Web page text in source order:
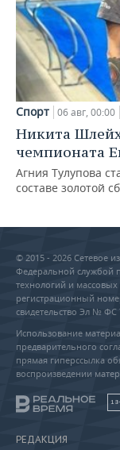
Спорт 06 авг, 00:00
Никита
чемпионата
Агния Тулупова
составе золотой
© 2015 - 2026 Сетевое
Федеральной службой
технологий и
регистрационный
свидетельство Эл № ФС
Использование
предварительного
прямая гиперссылка
воспроизведении
РЕДАКЦИЯ